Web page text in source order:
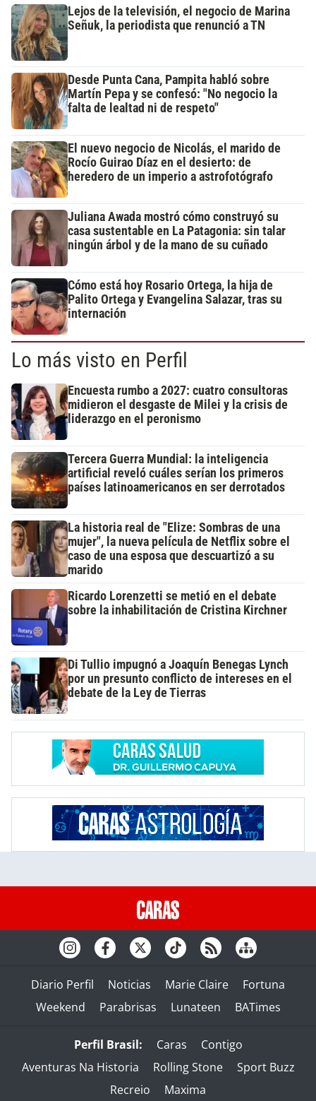
Lejos de la televisión, el negocio de Marina
Señuk, la periodista que renunció a TN
Desde Punta Cana, Pampita habló sobre
Martín Pepa y se confesó: "No negocio la
falta de lealtad ni de respeto"
El nuevo negocio de Nicolás, el marido de
Rocío Guirao Díaz en el desierto: de
heredero de un imperio a astrofotógrafo
Juliana Awada mostró cómo construyó su
casa sustentable en La Patagonia: sin talar
ningún árbol y de la mano de su cuñado
Cómo está hoy Rosario Ortega, la hija de
Palito Ortega y Evangelina Salazar, tras su
internación
Lo más visto en Perfil
Encuesta rumbo a 2027: cuatro consultoras
midieron el desgaste de Milei y la crisis de
liderazgo en el peronismo
Tercera Guerra Mundial: la inteligencia
artificial reveló cuáles serían los primeros
países latinoamericanos en ser derrotados
La historia real de "Elize: Sombras de una
mujer", la nueva película de Netflix sobre el
caso de una esposa que descuartizó a su
marido
Ricardo Lorenzetti se metió en el debate
sobre la inhabilitación de Cristina Kirchner
Di Tullio impugnó a Joaquín Benegas Lynch
por un presunto conflicto de intereses en el
debate de la Ley de Tierras
Diario Perfil Noticias Marie Claire
Fortuna
Weekend
Parabrisas Lunateen BATimes
Perfil Brasil: Caras
Contigo
Aventuras Na Historia
Rolling Stone
Sport Buzz
Recreio
Maxima